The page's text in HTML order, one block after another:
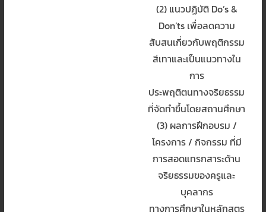
(2) แนวปฏิบัติ Do’s &
Don’ts เพื่อลดความ
สับสนเกี่ยวกับพฤติกรรม
สีเทาและเป็นแนวทางใน
การ
ประพฤติตนทางจริยธรรม
ที่จัดทำขึ้นโดยสถานศึกษา
(3) ผลการฝึกอบรม /
โครงการ / กิจกรรม ที่มี
การสอดแทรกสาระด้าน
จริยธรรมของครูและ
บุคลากร
ทางการศึกษาในหลักสูตร